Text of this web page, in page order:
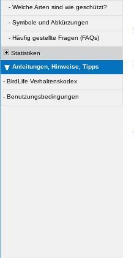
- Welche Arten sind wie geschützt?
- Symbole und Abkürzungen
- Häufig gestellte Fragen (FAQs)
Statistiken
Anleitungen, Hinweise, Tipps
- BirdLife Verhaltenskodex
- Benutzungsbedingungen